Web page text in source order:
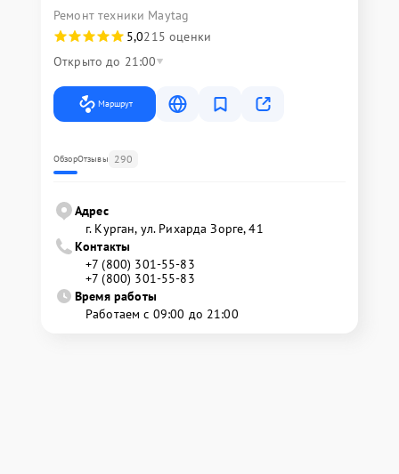
Ремонт техники Maytag
5,0215 оценки
Открыто до 21:00
Маршрут
ОбзорОтзывы 290
Адрес
г. Курган, ул. Рихарда Зорге, 41
Контакты
+7 (800) 301-55-83
+7 (800) 301-55-83
Время работы
Работаем с 09:00 до 21:00